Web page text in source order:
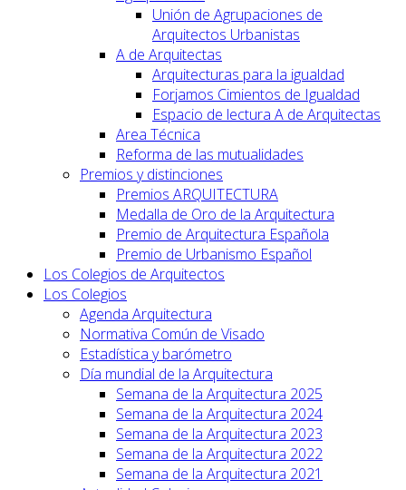
Unión de Agrupaciones de
Arquitectos Urbanistas
A de Arquitectas
Arquitecturas para la igualdad
Forjamos Cimientos de Igualdad
Espacio de lectura A de Arquitectas
Area Técnica
Reforma de las mutualidades
Premios y distinciones
Premios ARQUITECTURA
Medalla de Oro de la Arquitectura
Premio de Arquitectura Española
Premio de Urbanismo Español
Los Colegios de Arquitectos
Los Colegios
Agenda Arquitectura
Normativa Común de Visado
Estadística y barómetro
Día mundial de la Arquitectura
Semana de la Arquitectura 2025
Semana de la Arquitectura 2024
Semana de la Arquitectura 2023
Semana de la Arquitectura 2022
Semana de la Arquitectura 2021